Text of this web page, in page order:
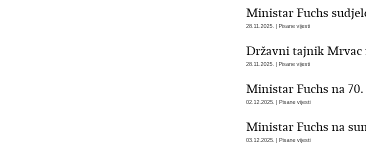
Ministar Fuchs
28.11.2025. | Pisane vijesti
Državni tajnik Mrvac
28.11.2025. | Pisane vijesti
Ministar Fuchs na
02.12.2025. | Pisane vijesti
Ministar Fuchs na
03.12.2025. | Pisane vijesti